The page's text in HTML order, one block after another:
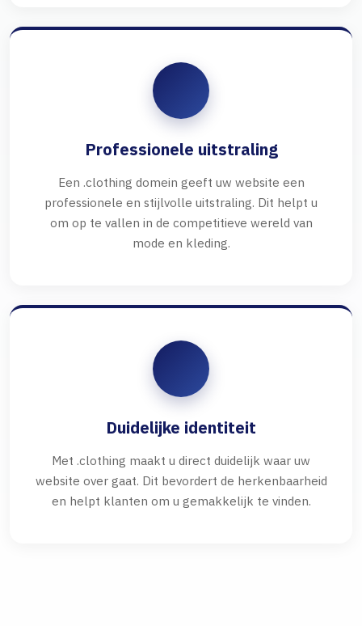
Professionele uitstraling
Een .clothing domein geeft uw website een
professionele en stijlvolle uitstraling. Dit helpt u
om op te vallen in de competitieve wereld van
mode en kleding.
Duidelijke identiteit
Met .clothing maakt u direct duidelijk waar uw
website over gaat. Dit bevordert de herkenbaarheid
en helpt klanten om u gemakkelijk te vinden.